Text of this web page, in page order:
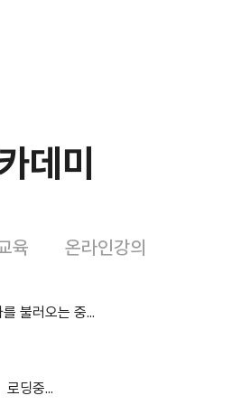
데미
육 온라인강의
불러오는 중...
로딩중...